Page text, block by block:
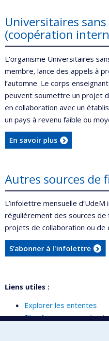
Universitaires
(coopération
L'organisme Universitaires
membre, lance des appels à
l’automne. Le corps
peuvent soumettre un projet
en collaboration avec un
un pays à revenu faible ou
En savoir plus
Autres sources de
L’infolettre mensuelle
régulièrement des sources
projets de collaboration ou de
S’abonner à l'infolettre
Liens utiles :
Explorer les ententes
S’impliquer en